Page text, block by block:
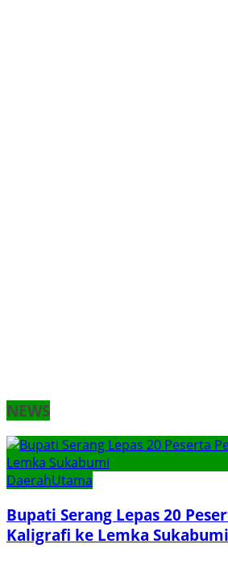
NEWS
DaerahUtama
Bupati Serang Lepas 20
Kaligrafi ke Lemka Sukabumi